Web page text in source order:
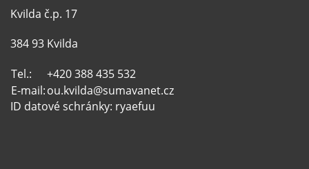
Kvilda č.p. 17
384 93 Kvilda
Tel.:
+420 388 435 532
E-mail:ou.kvilda@sumavanet.cz
ID datové schránky: ryaefuu